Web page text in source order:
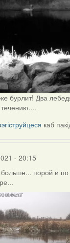
бурлит! Два
каб
- 20:15
порой и по